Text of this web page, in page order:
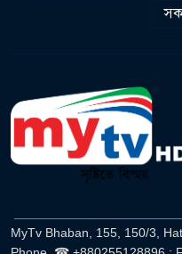
MyTv Bhaban, 155, 150/3,